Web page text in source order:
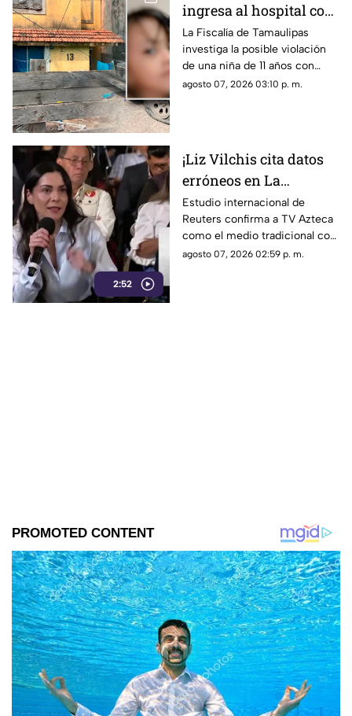
ingresa al hospital con
más de 5 meses de
embarazo: autoridades
investigan familiares
La Fiscalía de Tamaulipas
investiga la posible violación
de una niña de 11 años con
cinco meses de embarazo en
agosto 07, 2026 03:10 p. m.
2:52
¡Liz Vilchis cita datos
erróneos en La
Mañanera: Estudio de
Reuters confirma
liderazgo de TV Azteca
en alcance y
Estudio internacional de
Reuters confirma a TV Azteca
como el medio tradicional con
mayor alcance y credibilidad
agosto 07, 2026 02:59 p. m.